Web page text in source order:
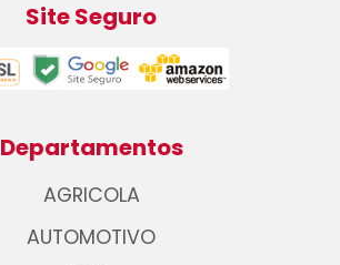
Site Seguro
Departamentos
AGRICOLA
AUTOMOTIVO